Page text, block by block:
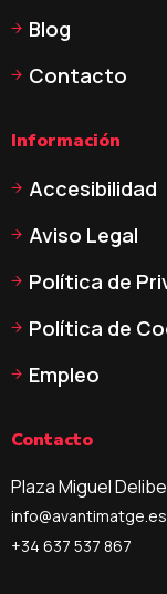
Blog
Contacto
Información
Accesibilidad
Aviso Legal
Política de
Política de
Empleo
Contacto
Plaza Miguel
info@avantimatge.es
+34 637 537 867